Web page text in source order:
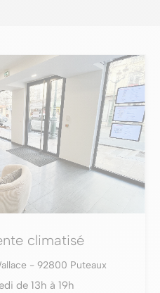
climatisé
- 92800 Puteaux
de 13h à 19h